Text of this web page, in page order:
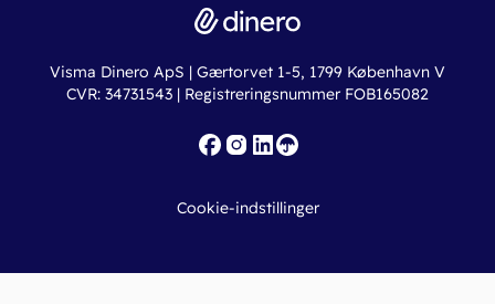
Erhvervslån
Fakturaskabeloner
Online regnskabskurser
Ny virksomhed
Iværksætterlegat
Visma Dinero ApS | Gærtorvet 1-5, 1799 København V
CVR: 34731543 | Registreringsnummer FOB165082
Cookie-indstillinger